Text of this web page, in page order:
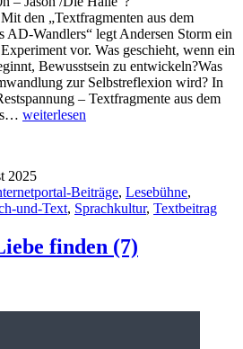
den „Textfragmenten aus dem
AD-Wandlers“ legt Andersen Storm ein
vor. Was geschieht, wenn ein
Bewusstsein zu entwickeln?Was
zur Selbstreflexion wird? In
– Textfragmente aus dem
Vom
weiterlesen
2025
Beiträge, Lesebühne,
und-Text, Sprachkultur, Textbeitrag
finden (7)